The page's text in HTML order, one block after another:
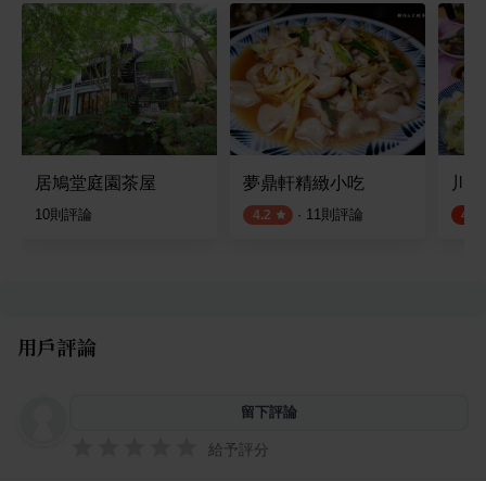
居鳩堂庭園茶屋
10則評論
夢鼎軒精緻小吃
4.2 · 11則評論 4.5
用戶評論
留下評論
給予評分